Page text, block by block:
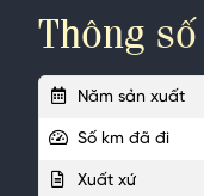
Thông số
Năm sản xuất
Số km đã đi
Xuất xứ